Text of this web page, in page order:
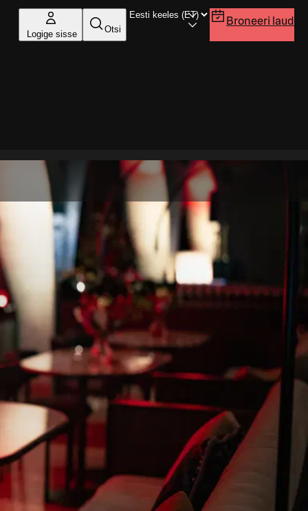
Logige sisse Otsi
Broneeri laud